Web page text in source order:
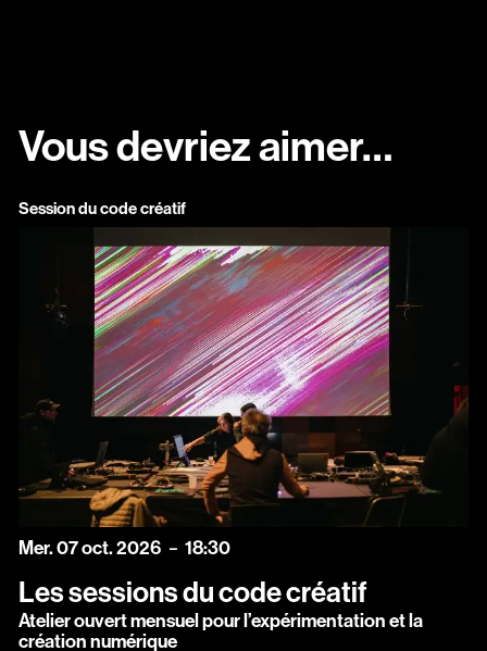
Vous devriez aimer…
Session du code créatif
mercredi
Mer.07octobre
oct.2026 18:30
Les sessions du code créatif
Atelier ouvert mensuel pour l’expérimentation et la
création numérique